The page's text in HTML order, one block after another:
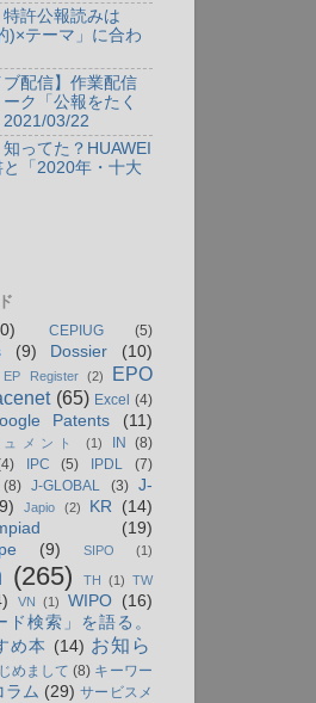
特許公報読みは
)×テーマ」に合わ
ブ配信】作業配信
ク「公報をたく
2021/03/22
知ってた？HUAWEI
「2020年・十大
CEPIUG (5)
(9) Dossier
(10)
EP Register (2)
EPO
(65) Excel (4)
Patents (11)
ュメント (1) IN
(8)
IPC (5) IPDL
(7)
(8) J-GLOBAL (3)
J-
Japio (2) KR
(14)
(19)
(9) SIPO (1)
(265) TH (1) TW
VN (1) WIPO (16)
ド検索」を語る。
め本 (14) お知ら
めまして (8) キーワー
ラム (29) サービスメ